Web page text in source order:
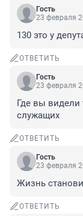
Гость
23 февраля
130 это у
ОТВЕТИТЬ
Гость
23 февраля
Где вы видели
служащих
ОТВЕТИТЬ
Гость
23 февраля
Жизнь
ОТВЕТИТЬ